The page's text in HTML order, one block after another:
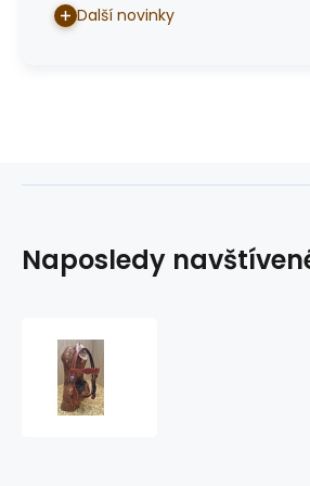
Další novinky
Naposledy